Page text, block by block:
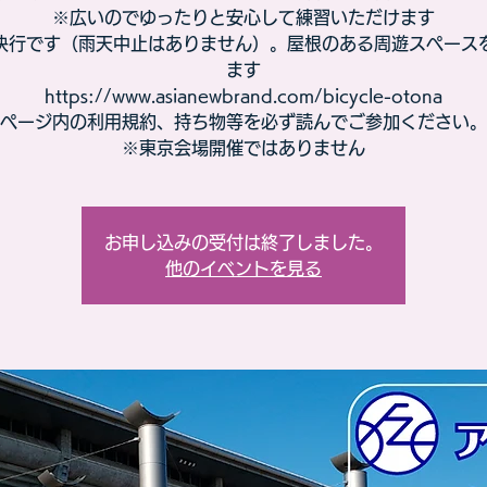
※広いのでゆったりと安心して練習いただけます
です（雨天中止はありません）。屋根のある周遊スペース
ます
https://www.asianewbrand.com/bicycle-otona
ページ内の利用規約、持ち物等を必ず読んでご参加ください。
※東京会場開催ではありません
お申し込みの受付は終了しました。
他のイベントを見る